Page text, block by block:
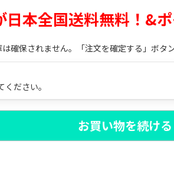
本全国送料無料！&
保されません。「注文を確定する」ボタ
ださい。
お買い物を続ける